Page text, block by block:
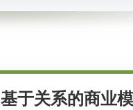
基于关系的商业